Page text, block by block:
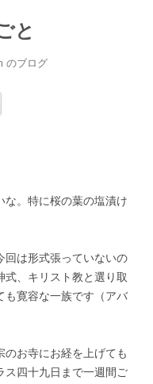
と
のブログ
な。特に桜の葉の塩漬け
回は形式張っていないの
式、キリスト教と選り取
も寛容な一族です（アバ
お寺にお経を上げても
ス四十九日まで一週間ご